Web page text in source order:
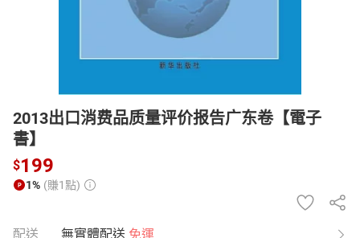
2013出口消费品质量评价报告广东卷【電子
書】
$199
1% (賺1點)
配送 無實體配送 免運